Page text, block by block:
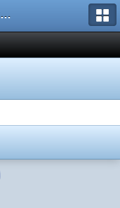
Форум игрового проекта Riverrise